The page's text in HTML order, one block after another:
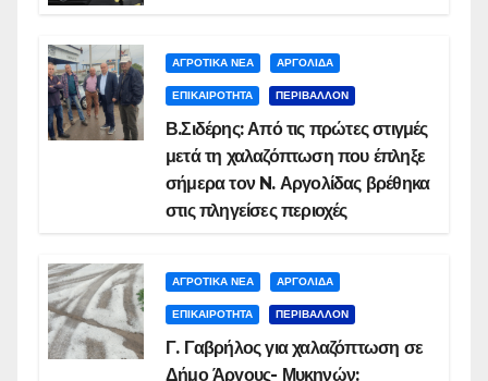
ΑΓΡΟΤΙΚΑ ΝΕΑ ΑΡΓΟΛΙΔΑ
ΕΠΙΚΑΙΡΟΤΗΤΑ ΠΕΡΙΒΑΛΛΟΝ
Β.Σιδέρης: Από τις πρώτες στιγμές
μετά τη χαλαζόπτωση που έπληξε
σήμερα τον N. Αργολίδας βρέθηκα
στις πληγείσες περιοχές
ΑΓΡΟΤΙΚΑ ΝΕΑ ΑΡΓΟΛΙΔΑ
ΕΠΙΚΑΙΡΟΤΗΤΑ ΠΕΡΙΒΑΛΛΟΝ
Γ. Γαβρήλος για χαλαζόπτωση σε
Δήμο Άργους- Μυκηνών: